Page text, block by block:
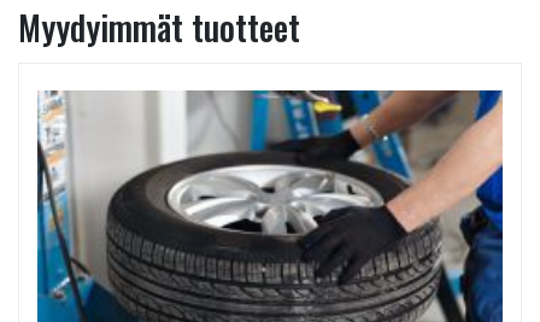
Myydyimmät tuotteet